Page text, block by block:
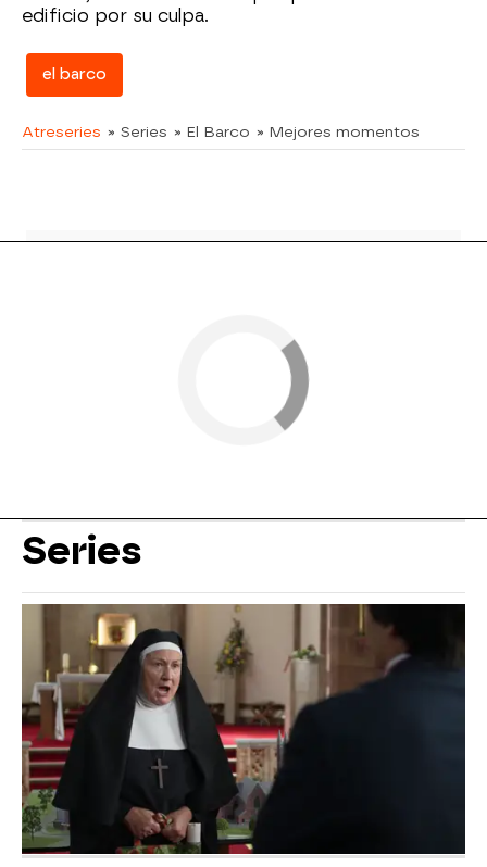
edificio por su culpa.
el barco
Atreseries » Series » El Barco » Mejores momentos
Series